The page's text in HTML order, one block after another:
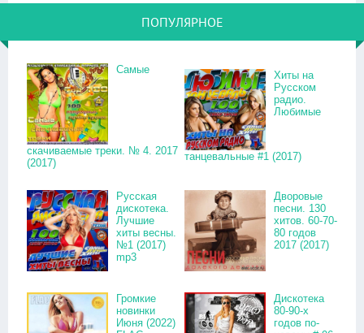
ПОПУЛЯРНОЕ
Самые
скачиваемые треки. № 4. 2017
(2017)
Хиты на
Русском
радио.
Любимые
танцевальные #1 (2017)
Русская
дискотека.
Лучшие
хиты весны.
№1 (2017)
mp3
Дворовые
песни. 130
хитов. 60-70-
80 годов
2017 (2017)
Громкие
новинки
Июня (2022)
Дискотека
80-90-х
годов по-